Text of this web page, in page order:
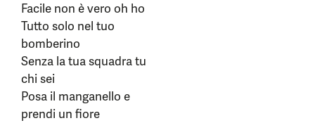
Facile non è vero oh ho
Tutto solo nel tuo
bomberino
Senza la tua squadra tu
chi sei
Posa il manganello e
prendi un fiore